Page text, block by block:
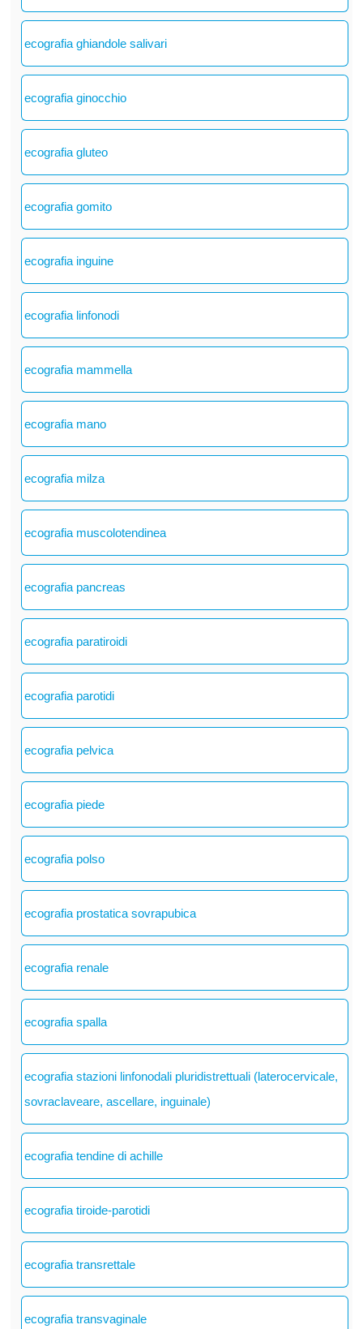
ecografia ghiandole salivari
ecografia ginocchio
ecografia gluteo
ecografia gomito
ecografia inguine
ecografia linfonodi
ecografia mammella
ecografia mano
ecografia milza
ecografia muscolotendinea
ecografia pancreas
ecografia paratiroidi
ecografia parotidi
ecografia pelvica
ecografia piede
ecografia polso
ecografia prostatica sovrapubica
ecografia renale
ecografia spalla
ecografia stazioni linfonodali pluridistrettuali (laterocervicale,
sovraclaveare, ascellare, inguinale)
ecografia tendine di achille
ecografia tiroide-parotidi
ecografia transrettale
ecografia transvaginale